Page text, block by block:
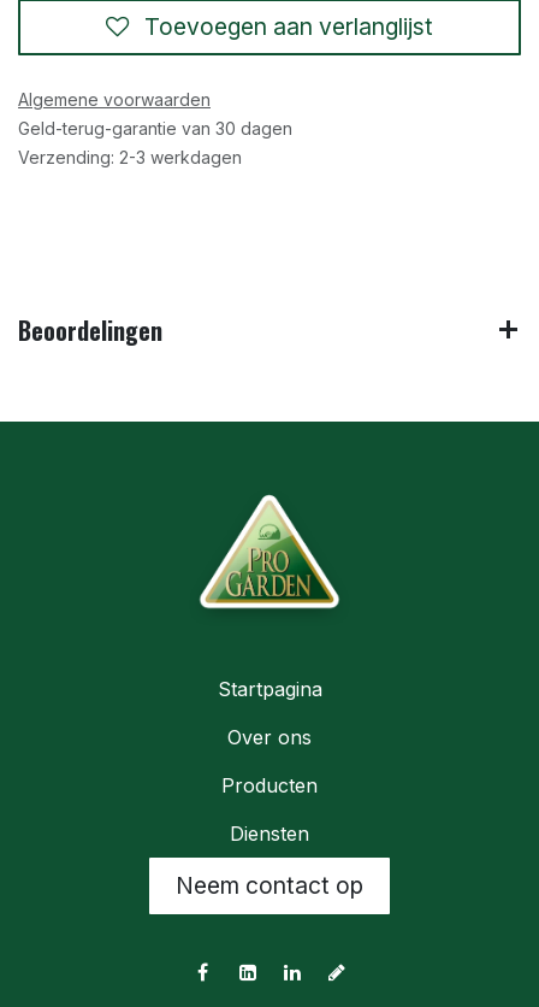
Toevoegen aan verlanglijst
Algemene voorwaarden
Geld-terug-garantie van 30 dagen
Verzending: 2-3 werkdagen
Beoordelingen
Startpagina
Over ons
Producten
Diensten
Neem contact op